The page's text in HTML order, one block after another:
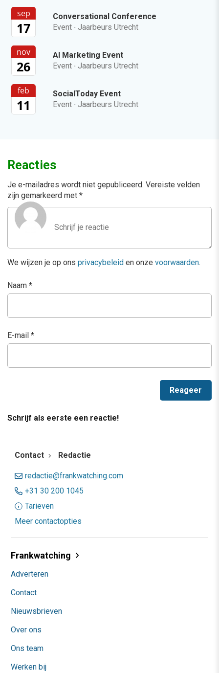
sep
17
Conversational Conference
Event · Jaarbeurs Utrecht
nov
26
AI Marketing Event
Event · Jaarbeurs Utrecht
feb
11
SocialToday Event
Event · Jaarbeurs Utrecht
Reacties
Je e-mailadres wordt niet gepubliceerd. Vereiste velden
zijn gemarkeerd met *
We wijzen je op ons privacybeleid en onze voorwaarden.
Naam *
E-mail *
Schrijf als eerste een reactie!
Contact Redactie
redactie@frankwatching.com
+31 30 200 1045
Tarieven
Meer contactopties
Frankwatching
Adverteren
Contact
Nieuwsbrieven
Over ons
Ons team
Werken bij